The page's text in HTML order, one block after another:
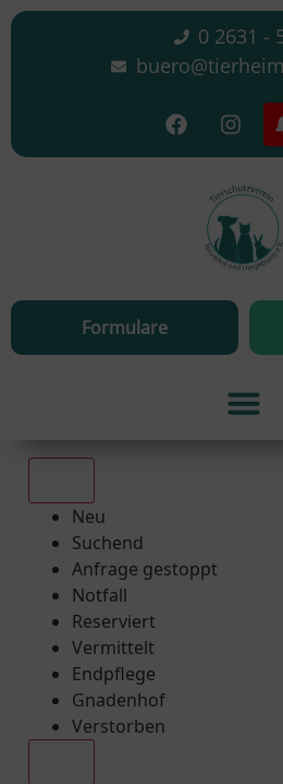
0 2631 -
Formulare
Neu
Suchend
Anfrage gestoppt
Notfall
Reserviert
Vermittelt
Endpflege
Gnadenhof
Verstorben